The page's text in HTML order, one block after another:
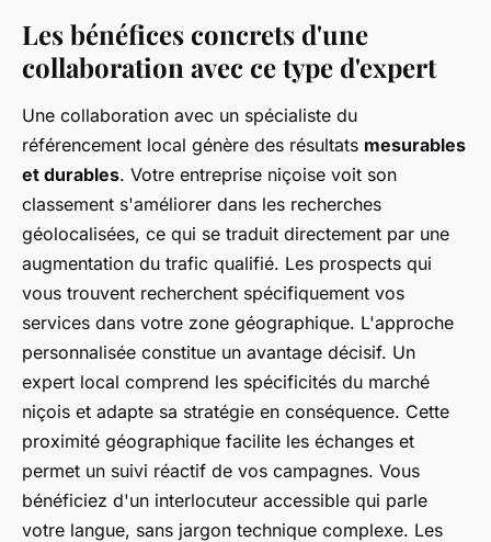
Les bénéfices concrets d'une
collaboration avec ce type d'expert
Une collaboration avec un spécialiste du
référencement local génère des résultats mesurables
et durables. Votre entreprise niçoise voit son
classement s'améliorer dans les recherches
géolocalisées, ce qui se traduit directement par une
augmentation du trafic qualifié. Les prospects qui
vous trouvent recherchent spécifiquement vos
services dans votre zone géographique. L'approche
personnalisée constitue un avantage décisif. Un
expert local comprend les spécificités du marché
niçois et adapte sa stratégie en conséquence. Cette
proximité géographique facilite les échanges et
permet un suivi réactif de vos campagnes. Vous
bénéficiez d'un interlocuteur accessible qui parle
votre langue, sans jargon technique complexe. Les